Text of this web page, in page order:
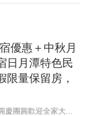
優惠＋中秋月
日月潭特色民
限量保留房，
慶團圓歡迎全家大...